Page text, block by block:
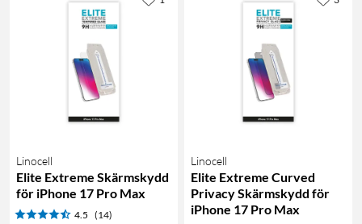
Linocell
Elite Extreme Skärmskydd
för iPhone 17 Pro Max
4.5 (14)
Linocell
Elite Extreme Curved
Privacy Skärmskydd för
iPhone 17 Pro Max